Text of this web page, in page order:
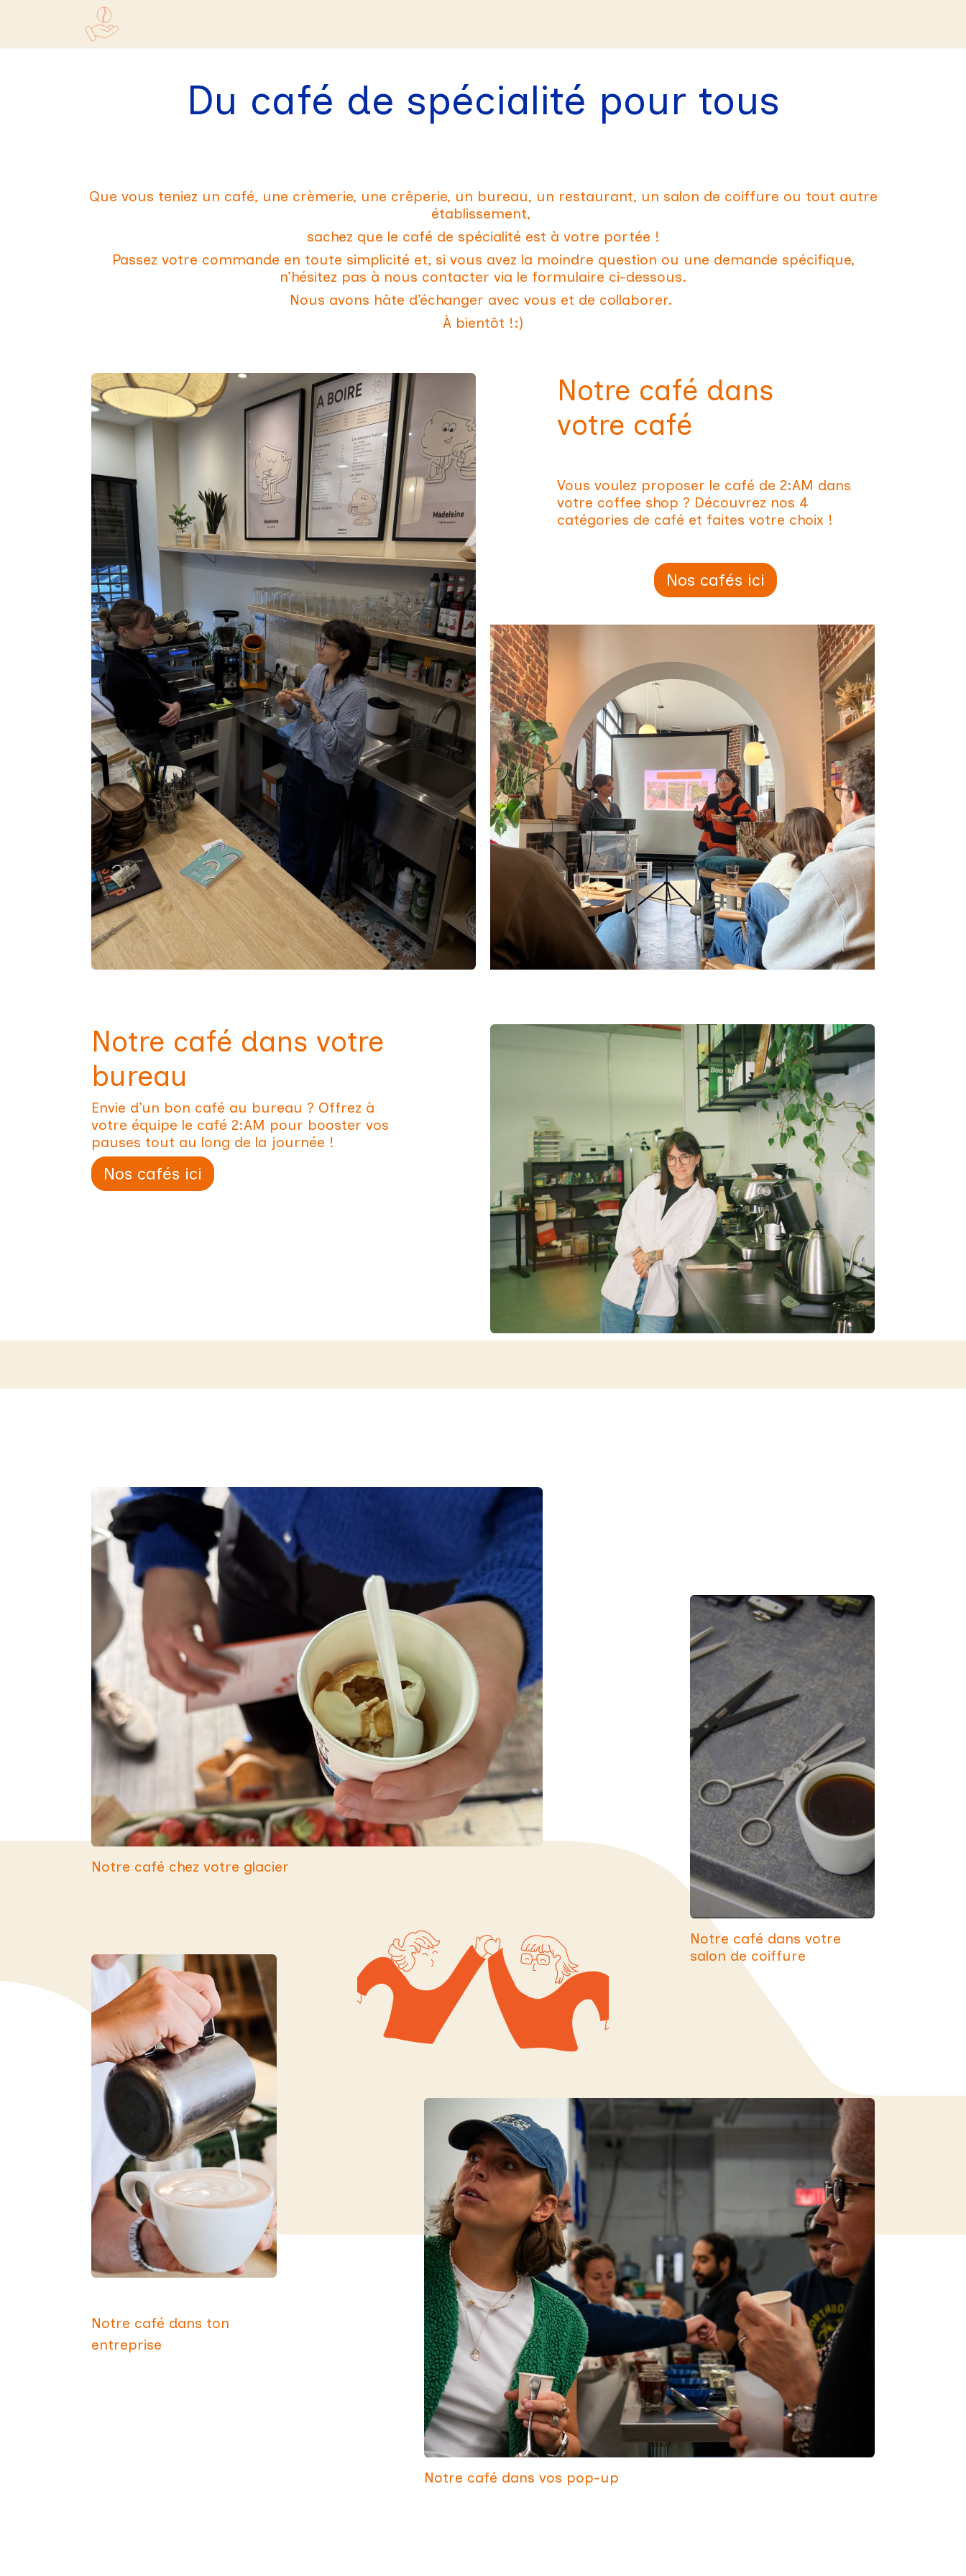
Se rendre au contenu
Du café de spécialité pour tous
Que vous teniez un café, une crèmerie, une crêperie, un bureau, un restaurant, un salon de coiffure ou tout autre
établissement,
sachez que le café de spécialité est à votre portée !
Passez votre commande en toute simplicité et, si vous avez la moindre question ou une demande spécifique,
n’hésitez pas à nous contacter via le formulaire ci-dessous.
Nous avons hâte d’échanger avec vous et de collaborer.
À bientôt !:)
Notre café dans
votre café
Vous voulez proposer le café de 2:AM dans
votre coffee shop ? Découvrez nos 4
catégories de café et faites votre choix !
Nos cafés ici
Notre café dans votre
bureau
Envie d’un bon café au bureau ? Offrez à
votre équipe le café 2:AM pour booster vos
pauses tout au long de la journée !
Nos cafés ici
Notre café chez votre glacier
Notre café dans votre
salon de coiffure
Notre café dans ton
entreprise
Notre café dans vos pop-up